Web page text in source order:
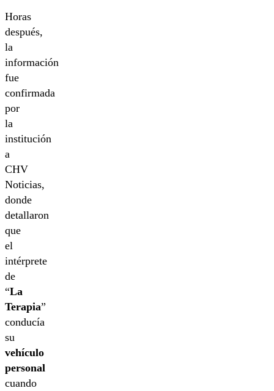
Horas
después,
la
información
fue
confirmada
por
la
institución
a
CHV
Noticias,
donde
detallaron
que
el
intérprete
de
“La
Terapia”
conducía
su
vehículo
personal
cuando